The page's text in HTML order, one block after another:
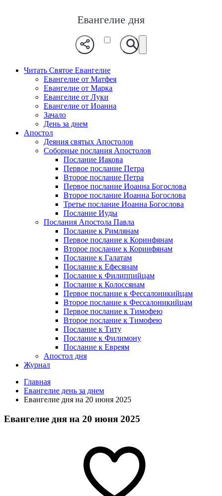
Евангелие дня
Читать Святое Евангелие
Евангелие от Матфея
Евангелие от Марка
Евангелие от Луки
Евангелие от Иоанна
Зачало
День за днем
Апостол
Деяния святых Апостолов
Соборные послания Апостолов
Послание Иакова
Первое послание Петра
Второе послание Петра
Первое послание Иоанна Богослова
Второе послание Иоанна Богослова
Третье послание Иоанна Богослова
Послание Иуды
Послания Апостола Павла
Послание к Римлянам
Первое послание к Коринфянам
Второе послание к Коринфянам
Послание к Галатам
Послание к Ефесянам
Послание к Филиппийцам
Послание к Колоссянам
Первое послание к Фессалоникийцам
Второе послание к Фессалоникийцам
Первое послание к Тимофею
Второе послание к Тимофею
Послание к Титу
Послание к Филимону
Послание к Евреям
Апостол дня
Журнал
Главная
Евангелие день за днем
Евангелие дня на 20 июня 2025
Евангелие дня на 20 июня 2025